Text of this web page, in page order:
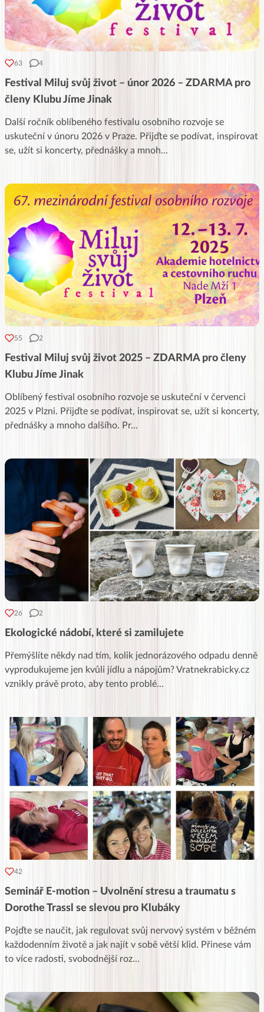
63 4
Festival Miluj svůj život – únor 2026 – ZDARMA pro
členy Klubu Jíme Jinak
Další ročník oblíbeného festivalu osobního rozvoje se
uskuteční v únoru 2026 v Praze. Přijďte se podívat, inspirovat
se, užít si koncerty, přednášky a mnoh...
55 2
Festival Miluj svůj život 2025 – ZDARMA pro členy
Klubu Jíme Jinak
Oblíbený festival osobního rozvoje se uskuteční v červenci
2025 v Plzni. Přijďte se podívat, inspirovat se, užít si koncerty,
přednášky a mnoho dalšího. Pr...
26 2
Ekologické nádobí, které si zamilujete
Přemýšlíte někdy nad tím, kolik jednorázového odpadu denně
vyprodukujeme jen kvůli jídlu a nápojům? Vratnekrabicky.cz
vznikly právě proto, aby tento problé...
42
Seminář E-motion – Uvolnění stresu a traumatu s
Dorothe Trassl se slevou pro Klubáky
Pojďte se naučit, jak regulovat svůj nervový systém v běžném
každodenním životě a jak najít v sobě větší klid. Přinese vám
to více radosti, svobodnější roz...